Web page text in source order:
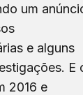
um
e alguns
E
2016 e